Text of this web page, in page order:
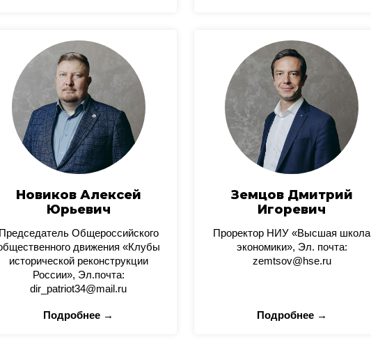
Новиков Алексей
Юрьевич
Председатель Общероссийского
движения «Клубы
исторической реконструкции
России», Эл.почта:
dir_patriot34@mail.ru
Подробнее →
Земцов Дмитрий
Игоревич
Проректор НИУ «Высшая школа
экономики», Эл. почта:
zemtsov@hse.ru
Подробнее →